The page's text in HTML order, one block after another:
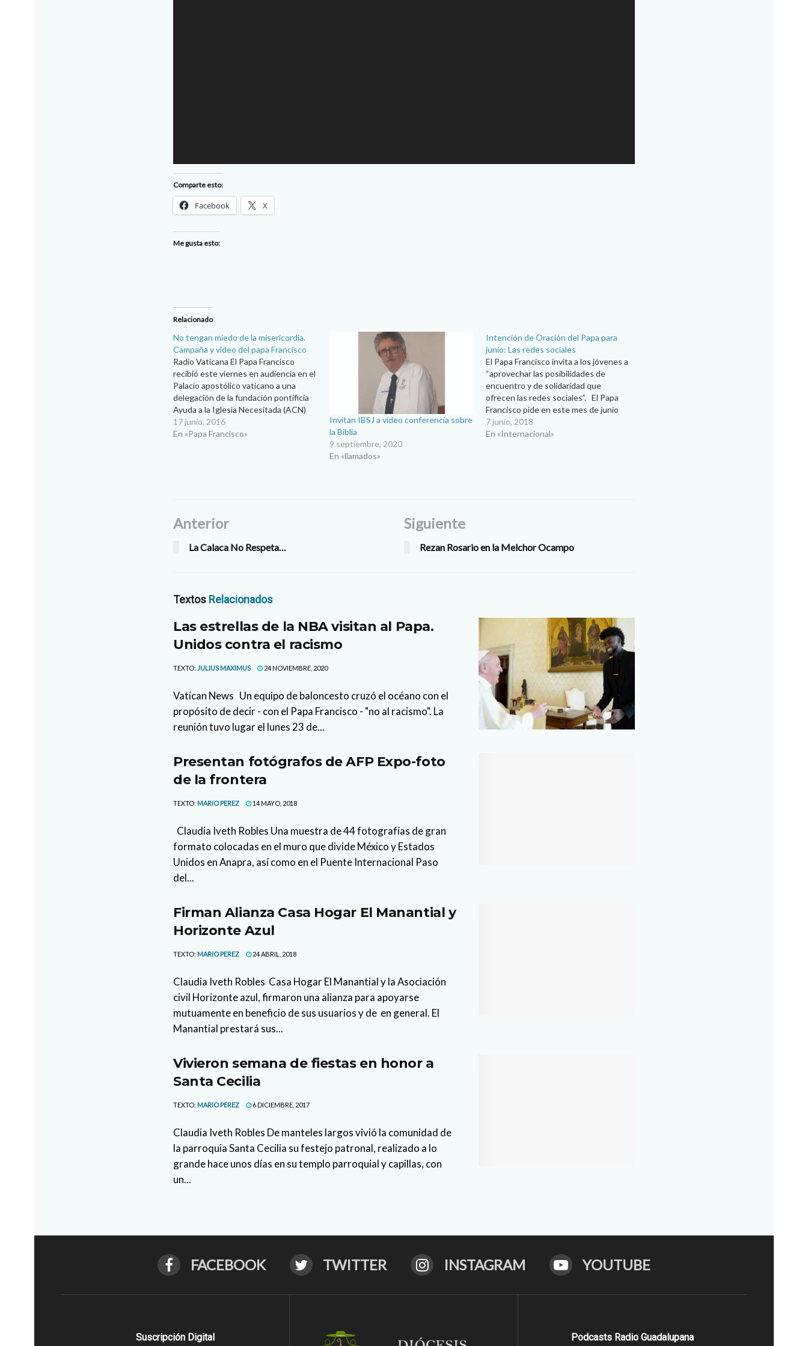
Comparte esto:
Facebook X
Me gusta esto:
Relacionado
No tengan miedo de la misericordia.
Campaña y video del papa Francisco
Radio Vaticana El Papa Francisco
recibió este viernes en audiencia en el
Palacio apostólico vaticano a una
delegación de la fundación pontificia
Ayuda a la Iglesia Necesitada (ACN)
con ocasión del lanzamiento de la
campaña internacional “Sé la
17 junio, 2016
En «Papa Francisco»
Invitan IBSJ a video conferencia sobre
la Biblia
9 septiembre, 2020
En «llamados»
Intención de Oración del Papa para
junio: Las redes sociales
El Papa Francisco invita a los jóvenes a
“aprovechar las posibilidades de
encuentro y de solidaridad que
ofrecen las redes sociales”. El Papa
Francisco pide en este mes de junio
2018 rezar para que las redes sociales
“favorezcan la solidaridad y el respeto
7 junio, 2018
En «Internacional»
Anterior
La Calaca No Respeta…
Siguiente
Rezan Rosario en la Melchor Ocampo
Textos Relacionados
Las estrellas de la NBA visitan al Papa.
Unidos contra el racismo
TEXTO: JULIUS MAXIMUS 24 NOVIEMBRE, 2020
Vatican News Un equipo de baloncesto cruzó el océano con el
propósito de decir - con el Papa Francisco - "no al racismo". La
reunión tuvo lugar el lunes 23 de...
Presentan fotógrafos de AFP Expo-foto
de la frontera
TEXTO: MARIO PEREZ 14 MAYO, 2018
Claudia Iveth Robles Una muestra de 44 fotografías de gran
formato colocadas en el muro que divide México y Estados
Unidos en Anapra, así como en el Puente Internacional Paso
del...
Firman Alianza Casa Hogar El Manantial y
Horizonte Azul
TEXTO: MARIO PEREZ 24 ABRIL, 2018
Claudia Iveth Robles Casa Hogar El Manantial y la Asociación
civil Horizonte azul, firmaron una alianza para apoyarse
mutuamente en beneficio de sus usuarios y de en general. El
Manantial prestará sus...
Vivieron semana de fiestas en honor a
Santa Cecilia
TEXTO: MARIO PEREZ 6 DICIEMBRE, 2017
Claudia Iveth Robles De manteles largos vivió la comunidad de
la parroquia Santa Cecilia su festejo patronal, realizado a lo
grande hace unos días en su templo parroquial y capillas, con
un...
FACEBOOK TWITTER INSTAGRAM YOUTUBE
Suscripción Digital Podcasts Radio Guadalupana